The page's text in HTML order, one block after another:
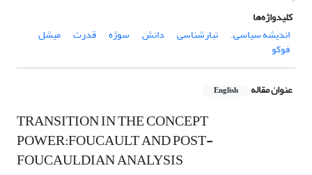
کلیدواژه‌ها
اندیشه سیاسی.
تبارشناسی دانش سوژه قدرت میشل
فوکو
عنوان مقاله English
TRANSITION IN THE CONCEPT
POWER:FOUCAULT AND POST-
FOUCAULDIAN ANALYSIS